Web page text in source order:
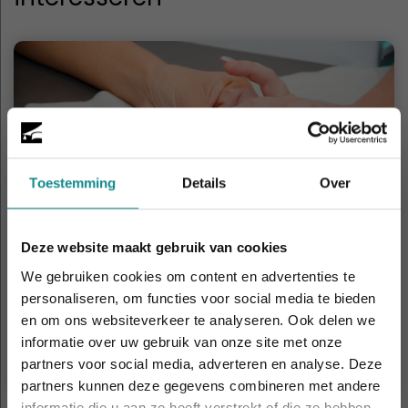
Toestemming Details Over
Deze website maakt gebruik van cookies
We gebruiken cookies om content en advertenties te
personaliseren, om functies voor social media te bieden
en om ons websiteverkeer te analyseren. Ook delen we
informatie over uw gebruik van onze site met onze
partners voor social media, adverteren en analyse. Deze
partners kunnen deze gegevens combineren met andere
Nagelstyliste Gelnagels basis
Duur
2 dagen
Prijs
v.a. € 269
Meer informatie
Laatste week! 10% korting t.e.m. 15 augustus,
daarna eindigt de zomeractie definitief.
Sluiten